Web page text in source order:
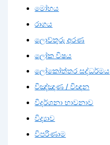
මෝහය
රාගය
ලොව්තුරු අරණ
ලෝක විෂය
ලෝකෝත්තර සද්ධර්මය
විඤ්ඤාණ / විඥාන
විදර්ශනා භාවනාව
විද්‍යාව
විපරිණාම